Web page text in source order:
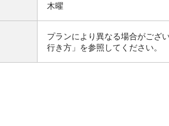
木曜
プランにより異なる場合がござ
行き方」を参照してください。